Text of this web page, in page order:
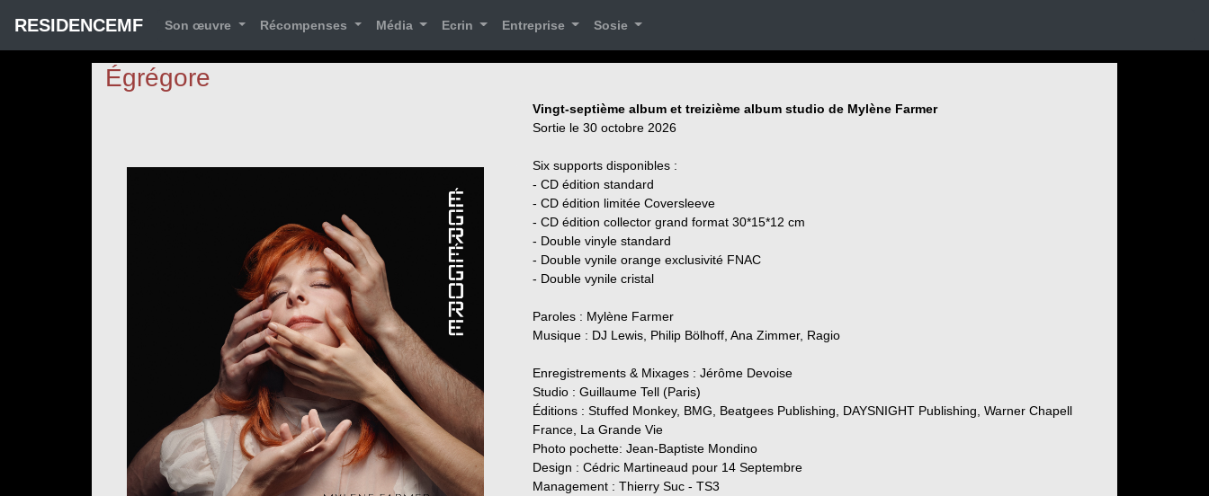
RESIDENCEMF Son œuvre Récompenses Média Ecrin Entreprise Sosie
Égrégore
Vingt-septième album et treizième album studio de Mylène Farmer
Sortie le 30 octobre 2026
Six supports disponibles :
- CD édition standard
- CD édition limitée Coversleeve
- CD édition collector grand format 30*15*12 cm
- Double vinyle standard
- Double vynile orange exclusivité FNAC
- Double vynile cristal
Paroles : Mylène Farmer
Musique : DJ Lewis, Philip Bölhoff, Ana Zimmer, Ragio
Enregistrements & Mixages : Jérôme Devoise
Studio : Guillaume Tell (Paris)
Éditions : Stuffed Monkey, BMG, Beatgees Publishing, DAYSNIGHT Publishing, Warner Chapell
France, La Grande Vie
Photo pochette: Jean-Baptiste Mondino
Design : Cédric Martineaud pour 14 Septembre
Management : Thierry Suc - TS3